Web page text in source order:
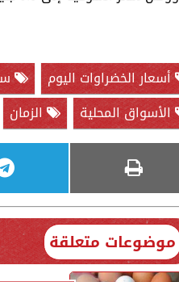
أسعار الخضراوات اليوم
الأسواق المحلية
الزمان
موضوعات متعلقة